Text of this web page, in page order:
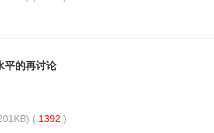
平的再讨论
( 1392 )